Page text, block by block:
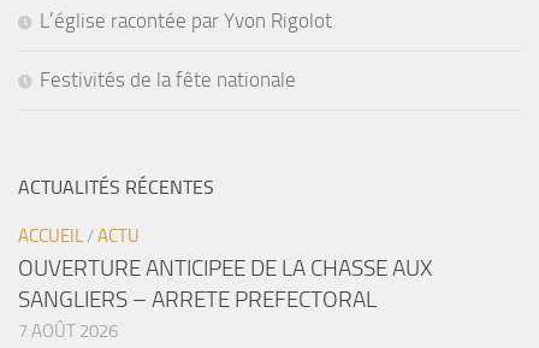
L’église racontée par Yvon Rigolot
Festivités de la fête nationale
ACTUALITÉS RÉCENTES
ACCUEIL/ACTU
OUVERTURE ANTICIPEE DE LA CHASSE AUX
SANGLIERS – ARRETE PREFECTORAL
7 AOÛT 2026